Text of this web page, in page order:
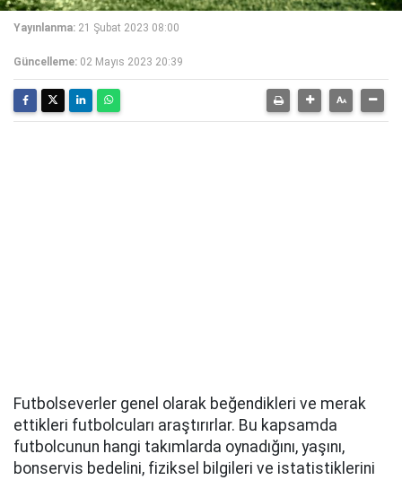
Yayınlanma: 21 Şubat 2023 08:00
Güncelleme: 02 Mayıs 2023 20:39
Futbolseverler genel olarak beğendikleri ve merak
ettikleri futbolcuları araştırırlar. Bu kapsamda
futbolcunun hangi takımlarda oynadığını, yaşını,
bonservis bedelini, fiziksel bilgileri ve istatistiklerini